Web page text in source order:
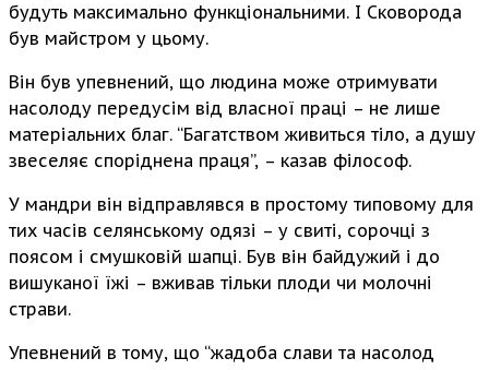
будуть максимально функціональними. І Сковорода
був майстром у цьому.
Він був упевнений, що людина може отримувати
насолоду передусім від власної праці – не лише
матеріальних благ. “Багатством живиться тіло, а душу
звеселяє споріднена праця”, – казав філософ.
У мандри він відправлявся в простому типовому для
тих часів селянському одязі – у свиті, сорочці з
поясом і смушковій шапці. Був він байдужий і до
вишуканої їжі – вживав тільки плоди чи молочні
страви.
Упевнений в тому, що “жадоба слави та насолод